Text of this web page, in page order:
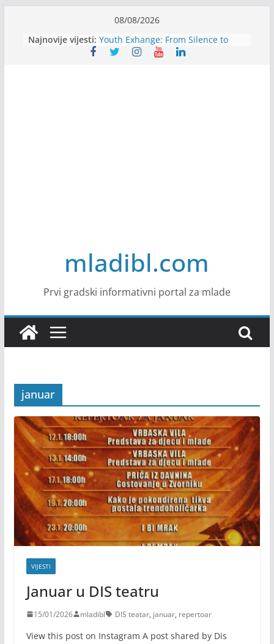
content
08/08/2026
Najnovije vijesti:
Filmovi za budućnost / Films for
Future
Youth Exhange: From Silence to
mladibl.com
Prvi gradski informativni portal za mlade
januar
VIJESTI
Januar u DIS teatru
15/01/2026 mladibl DIS teatar, januar, repertoar
View this post on Instagram A post shared by Dis